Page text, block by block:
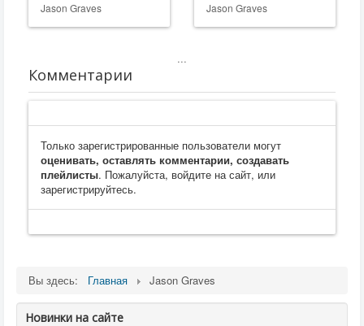
Jason Graves Jason Graves
...
Комментарии
Только зарегистрированные пользователи могут
оценивать, оставлять комментарии, создавать
плейлисты. Пожалуйста, войдите на сайт, или
зарегистрируйтесь.
Вы здесь: Главная Jason Graves
Новинки на сайте